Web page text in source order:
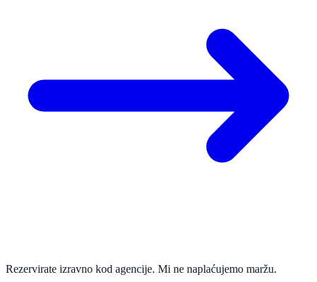
Rezervirate izravno kod agencije. Mi ne naplaćujemo maržu.